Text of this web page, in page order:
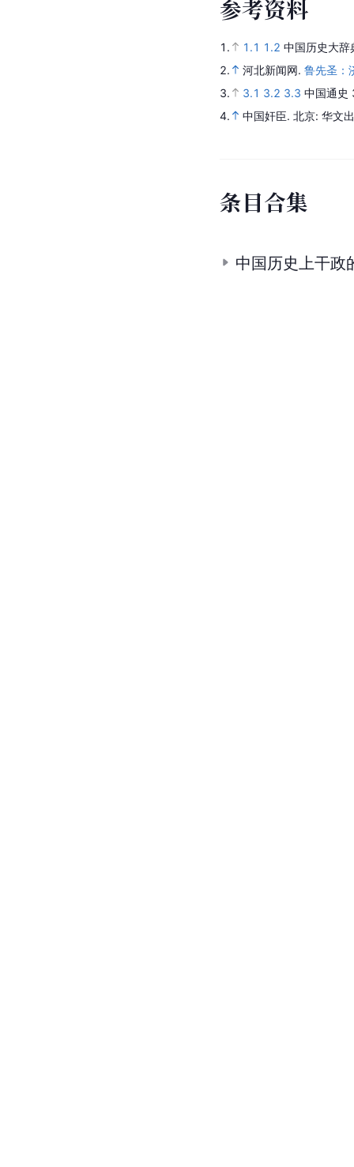
参考资料
1. 1.1 1.2 中国历史大辞
2.
河北新闻网. 鲁先圣：
3.
3.1 3.2 3.3 中国通史
4.
中国奸臣. 北京: 华文
条目合集
中国历史上干政